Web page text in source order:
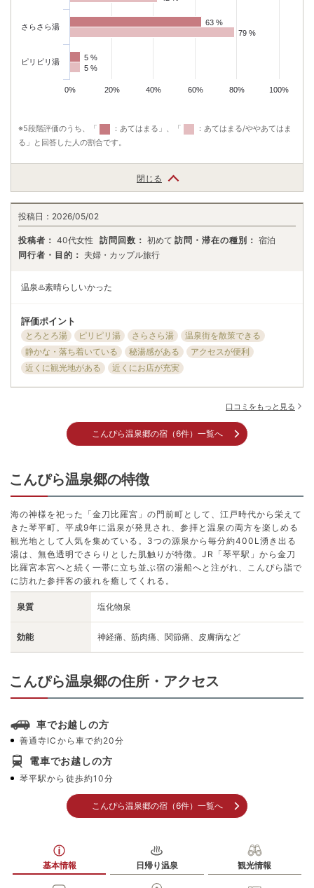
63 %
63 %
5 %
5 %
79 %
79 %
5 %
5 %
0% 20% 40% 60% 80% 100%
さらさら湯
ピリピリ湯
※5段階評価のうち、「 ：あてはまる」、「
：あてはまる/ややあてはま
る」と回答した人の割合です。
閉じる
投稿日： 2026/05/02
投稿者： 40代女性 訪問回数： 初めて 訪問・滞在の種別： 宿泊
同行者・目的： 夫婦・カップル旅行
温泉♨️素晴らしいかった
評価ポイント
とろとろ湯 ピリピリ湯 さらさら湯
温泉街を散策できる
静かな・落ち着いている
秘湯感がある
アクセスが便利
近くに観光地がある
近くにお店が充実
口コミをもっと見る
こんぴら温泉郷の宿（6件）一覧へ
こんぴら温泉郷の特徴
海の神様を祀った「金刀比羅宮」の門前町として、江戸時代から栄えて
きた琴平町。平成9年に温泉が発見され、参拝と温泉の両方を楽しめる
観光地として人気を集めている。3つの源泉から毎分約400L湧き出る
湯は、無色透明でさらりとした肌触りが特徴。JR「琴平駅」から金刀
比羅宮本宮へと続く一帯に立ち並ぶ宿の湯船へと注がれ、こんぴら詣で
に訪れた参拝客の疲れを癒してくれる。
泉質 塩化物泉
効能 神経痛、筋肉痛、関節痛、皮膚病など
こんぴら温泉郷の住所・アクセス
車でお越しの方
善通寺ICから車で約20分
電車でお越しの方
琴平駅から徒歩約10分
こんぴら温泉郷の宿（6件）一覧へ
基本情報 日帰り温泉 観光情報